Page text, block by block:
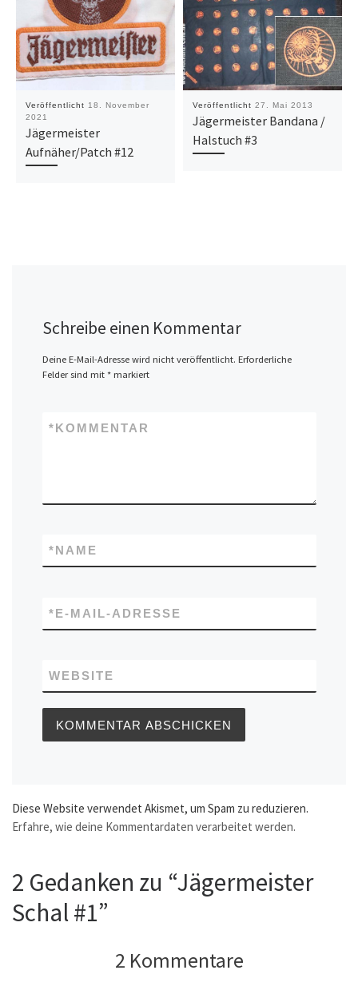
Veröffentlicht 18. November
2021
Jägermeister
Aufnäher/Patch #12
Veröffentlicht 27. Mai 2013
Jägermeister Bandana /
Halstuch #3
Schreibe einen Kommentar
Deine E-Mail-Adresse wird nicht veröffentlicht. Erforderliche
Felder sind mit *markiert
KOMMENTAR
*
NAME
*
E-MAIL-ADRESSE
*
WEBSITE
Diese Website verwendet Akismet, um Spam zu reduzieren.
Erfahre, wie deine Kommentardaten verarbeitet werden.
2 Gedanken zu “Jägermeister
Schal #1”
2 Kommentare